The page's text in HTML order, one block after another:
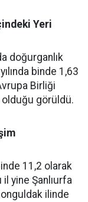
Yeri
doğurganlık
binde 1,63
Birliği
olduğu görüldü.
11,2 olarak
yine Şanlıurfa
ilinde